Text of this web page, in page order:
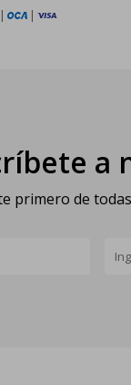
| |
a
primero de